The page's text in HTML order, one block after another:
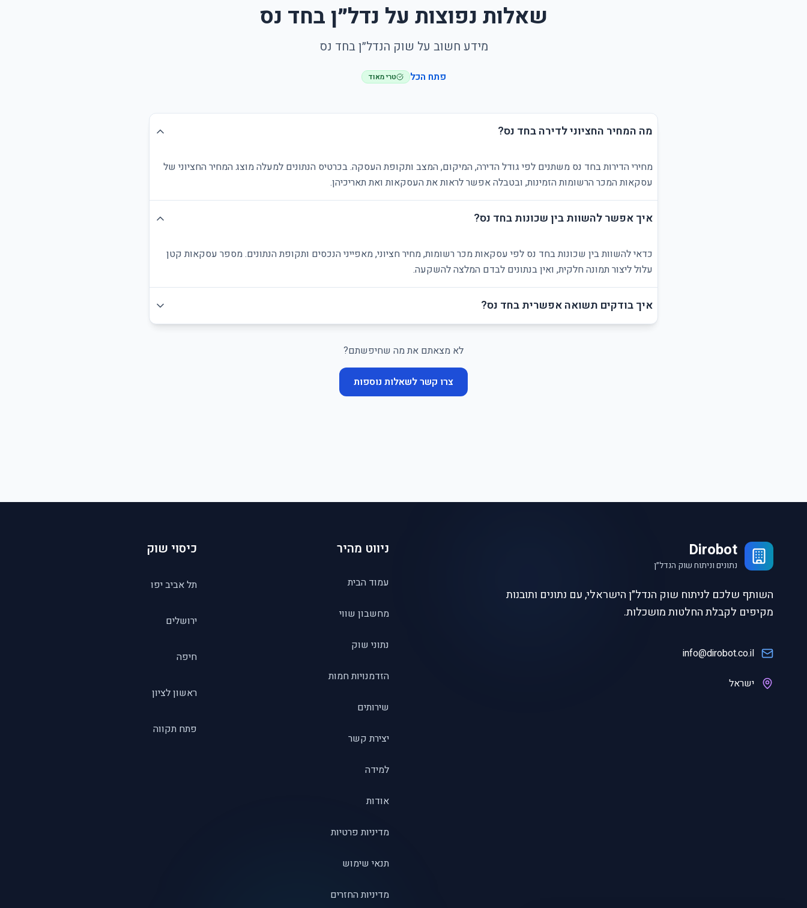
שאלות נפוצות על נדל״ן בחד נס
מידע חשוב על שוק הנדל״ן בחד נס
פתח הכל טרי מאוד
מה המחיר החציוני לדירה בחד נס?
מחירי הדירות בחד נס משתנים לפי גודל הדירה, המיקום, המצב ותקופת העסקה. בכרטיס הנתונים למעלה מוצג המחיר החציוני של
עסקאות המכר הרשומות הזמינות, ובטבלה אפשר לראות את העסקאות ואת תאריכיהן.
איך אפשר להשוות בין שכונות בחד נס?
כדאי להשוות בין שכונות בחד נס לפי עסקאות מכר רשומות, מחיר חציוני, מאפייני הנכסים ותקופת הנתונים. מספר עסקאות קטן
עלול ליצור תמונה חלקית, ואין בנתונים לבדם המלצה להשקעה.
איך בודקים תשואה אפשרית בחד נס?
לא מצאתם את מה שחיפשתם?
צרו קשר לשאלות נוספות
Dirobot
נתונים וניתוח שוק הנדל״ן
השותף שלכם לניתוח שוק הנדל״ן הישראלי, עם נתונים ותובנות
מקיפים לקבלת החלטות מושכלות.
info@dirobot.co.il
ישראל
ניווט מהיר
עמוד הבית
מחשבון שווי
נתוני שוק
הזדמנויות חמות
שירותים
יצירת קשר
למידה
אודות
מדיניות פרטיות
תנאי שימוש
מדיניות החזרים
כיסוי שוק
תל אביב יפו
ירושלים
חיפה
ראשון לציון
פתח תקווה